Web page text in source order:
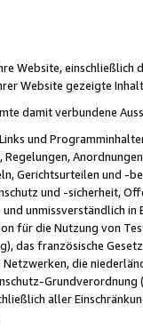
Website,
Website gezeigte
damit verbundene
und
Gerichtsurteilen und -
und -sicherheit,
unmissverständlich
für die Nutzung von
das französische
Netzwerken, die
aller